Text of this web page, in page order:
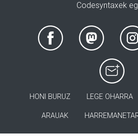
Codesyntaxek
HONI BURUZ LEGE OHARRA
ARAUAK